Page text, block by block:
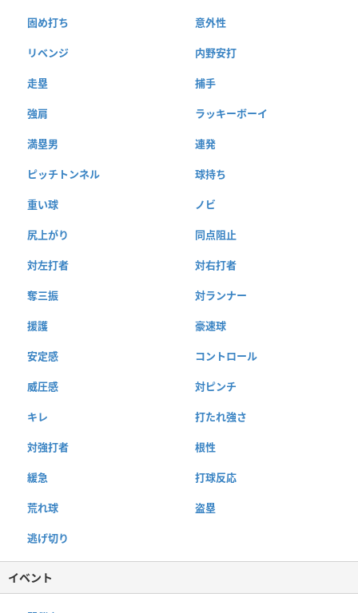
固め打ち 意外性
リベンジ 内野安打
走塁 捕手
強肩 ラッキーボーイ
満塁男 連発
ピッチトンネル 球持ち
重い球 ノビ
尻上がり 同点阻止
対左打者 対右打者
奪三振 対ランナー
援護 豪速球
安定感 コントロール
威圧感 対ピンチ
キレ 打たれ強さ
対強打者 根性
緩急 打球反応
荒れ球 盗塁
逃げ切り
イベント